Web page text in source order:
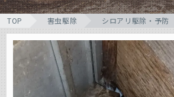
TOP 害虫駆除 シロアリ駆除・予防